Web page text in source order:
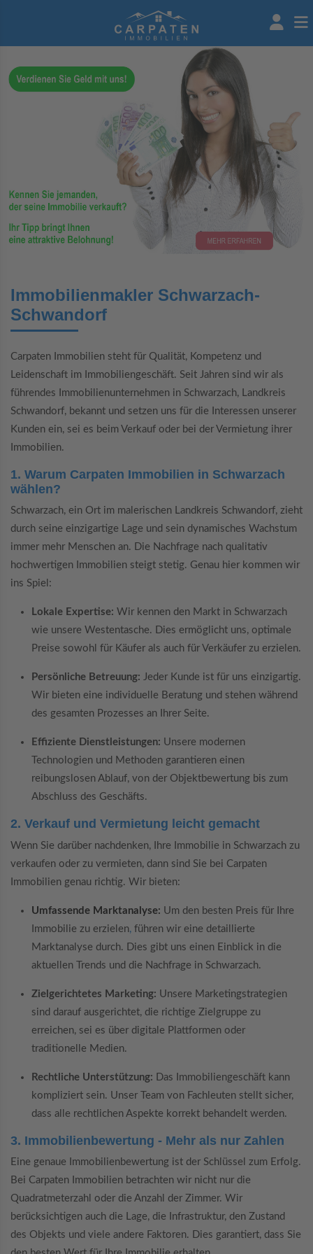
Immobilienmakler Schwarzach-
Schwandorf
Carpaten Immobilien steht für Qualität, Kompetenz und
Leidenschaft im Immobiliengeschäft. Seit Jahren sind wir als
führendes Immobilienunternehmen in Schwarzach, Landkreis
Schwandorf, bekannt und setzen uns für die Interessen unserer
Kunden ein, sei es beim Verkauf oder bei der Vermietung ihrer
Immobilien.
1. Warum Carpaten Immobilien in Schwarzach
wählen?
Schwarzach, ein Ort im malerischen Landkreis Schwandorf, zieht
durch seine einzigartige Lage und sein dynamisches Wachstum
immer mehr Menschen an. Die Nachfrage nach qualitativ
hochwertigen Immobilien steigt stetig. Genau hier kommen wir
ins Spiel:
Lokale Expertise: Wir kennen den Markt in Schwarzach
wie unsere Westentasche. Dies ermöglicht uns, optimale
Preise sowohl für Käufer als auch für Verkäufer zu erzielen.
Persönliche Betreuung: Jeder Kunde ist für uns einzigartig.
Wir bieten eine individuelle Beratung und stehen während
des gesamten Prozesses an Ihrer Seite.
Effiziente Dienstleistungen: Unsere modernen
Technologien und Methoden garantieren einen
reibungslosen Ablauf, von der Objektbewertung bis zum
Abschluss des Geschäfts.
2. Verkauf und Vermietung leicht gemacht
Wenn Sie darüber nachdenken, Ihre Immobilie in Schwarzach zu
verkaufen oder zu vermieten, dann sind Sie bei Carpaten
Immobilien genau richtig. Wir bieten:
Umfassende Marktanalyse: Um den besten Preis für Ihre
Immobilie zu erzielen, führen wir eine detaillierte
Marktanalyse durch. Dies gibt uns einen Einblick in die
aktuellen Trends und die Nachfrage in Schwarzach.
Zielgerichtetes Marketing: Unsere Marketingstrategien
sind darauf ausgerichtet, die richtige Zielgruppe zu
erreichen, sei es über digitale Plattformen oder
traditionelle Medien.
Rechtliche Unterstützung: Das Immobiliengeschäft kann
kompliziert sein. Unser Team von Fachleuten stellt sicher,
dass alle rechtlichen Aspekte korrekt behandelt werden.
3. Immobilienbewertung - Mehr als nur Zahlen
Eine genaue Immobilienbewertung ist der Schlüssel zum Erfolg.
Bei Carpaten Immobilien betrachten wir nicht nur die
Quadratmeterzahl oder die Anzahl der Zimmer. Wir
berücksichtigen auch die Lage, die Infrastruktur, den Zustand
des Objekts und viele andere Faktoren. Dies garantiert, dass Sie